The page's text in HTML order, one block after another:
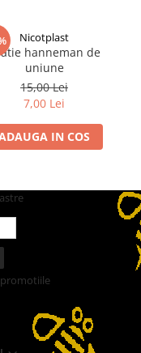
Nicotplast
hanneman de
uniune
15,00 Lei
7,00 Lei
IN COS